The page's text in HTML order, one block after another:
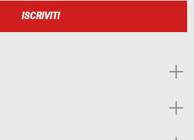
ISCRIVITI